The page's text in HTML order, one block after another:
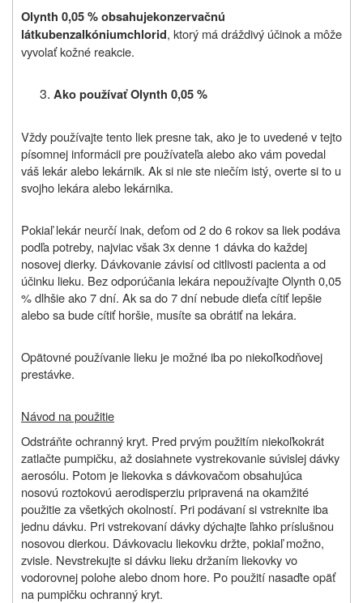
Olynth 0,05 % obsahujekonzervačnú
látkubenzalkóniumchlorid, ktorý má dráždivý účinok a môže
vyvolať kožné reakcie.
Ako používať Olynth 0,05 %
Vždy používajte tento liek presne tak, ako je to uvedené v tejto
písomnej informácii pre používateľa alebo ako vám povedal
váš lekár alebo lekárnik. Ak si nie ste niečím istý, overte si to u
svojho lekára alebo lekárnika.
Pokiaľ lekár neurčí inak, deťom od 2 do 6 rokov sa liek podáva
podľa potreby, najviac však 3x denne 1 dávka do každej
nosovej dierky. Dávkovanie závisí od citlivosti pacienta a od
účinku lieku. Bez odporúčania lekára nepoužívajte Olynth 0,05
% dlhšie ako 7 dní. Ak sa do 7 dní nebude dieťa cítiť lepšie
alebo sa bude cítiť horšie, musíte sa obrátiť na lekára.
Opätovné používanie lieku je možné iba po niekoľkodňovej
prestávke.
Návod na použitie
Odstráňte ochranný kryt. Pred prvým použitím niekoľkokrát
zatlačte pumpičku, až dosiahnete vystrekovanie súvislej dávky
aerosólu. Potom je liekovka s dávkovačom obsahujúca
nosovú roztokovú aerodisperziu pripravená na okamžité
použitie za všetkých okolností. Pri podávaní si vstreknite iba
jednu dávku. Pri vstrekovaní dávky dýchajte ľahko príslušnou
nosovou dierkou. Dávkovaciu liekovku držte, pokiaľ možno,
zvisle. Nevstrekujte si dávku lieku držaním liekovky vo
vodorovnej polohe alebo dnom hore. Po použití nasaďte opäť
na pumpičku ochranný kryt.